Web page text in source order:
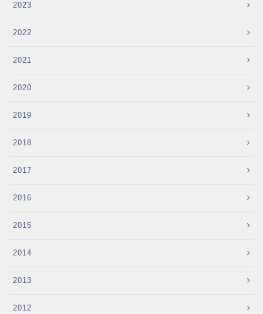
2023
2022
2021
2020
2019
2018
2017
2016
2015
2014
2013
2012